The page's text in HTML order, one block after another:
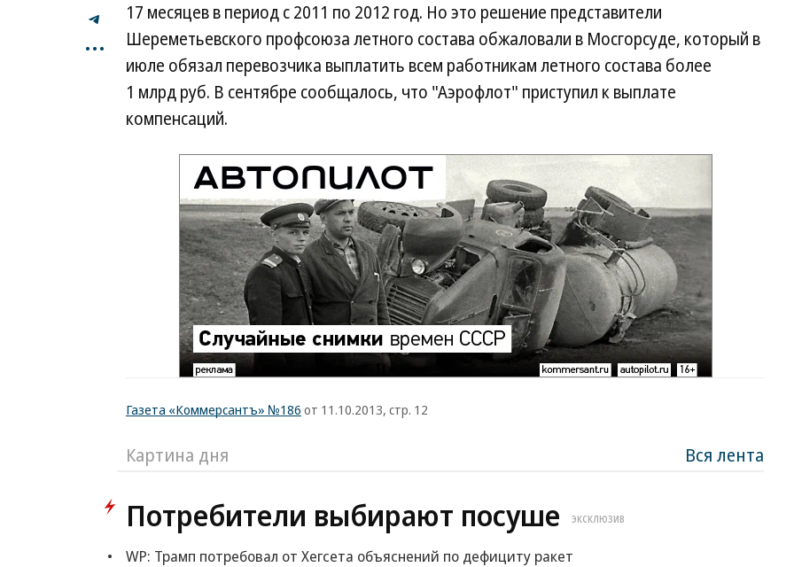
...
17 месяцев в период c 2011 по 2012 год. Но это решение представители
Шереметьевского профсоюза летного состава обжаловали в Мосгорсуде, который в
июле обязал перевозчика выплатить всем работникам летного состава более
1 млрд руб. В сентябре сообщалось, что "Аэрофлот" приступил к выплате
компенсаций.
Газета «Коммерсантъ» №186 от 11.10.2013, стр. 12
Картина дня Вся лента
Потребители выбирают посуше ЭКСКЛЮЗИВ
WP: Трамп потребовал от Хегсета объяснений по дефициту ракет